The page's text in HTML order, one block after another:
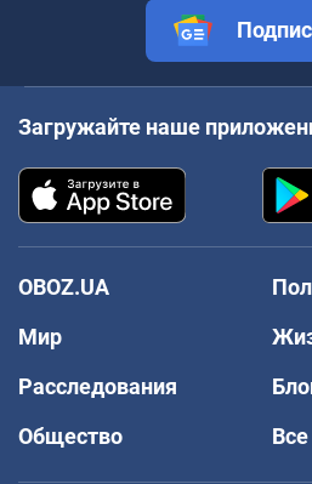
Загружайте наше
OBOZ.UA
Мир
Расследования
Общество